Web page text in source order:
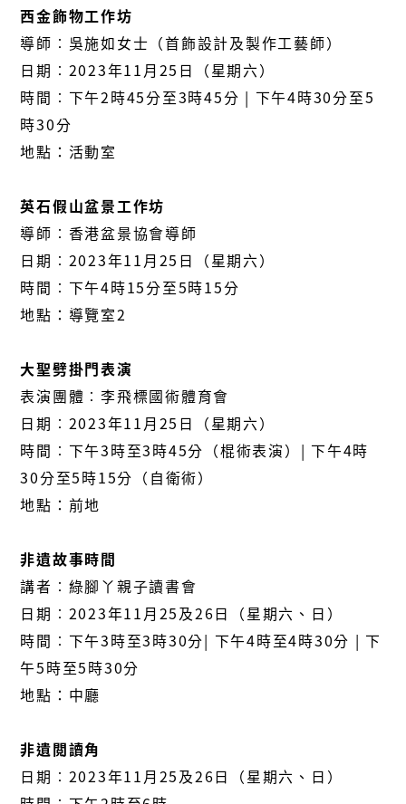
西金飾物工作坊
導師︰吳施如女士（首飾設計及製作工藝師）
日期︰2023年11月25日（星期六）
時間︰下午2時45分至3時45分 | 下午4時30分至5
時30分
地點：活動室
英石假山盆景工作坊
導師︰香港盆景協會導師
日期︰2023年11月25日（星期六）
時間︰下午4時15分至5時15分
地點：導覽室2
大聖劈掛門表演
表演團體︰李飛標國術體育會
日期︰2023年11月25日（星期六）
時間︰下午3時至3時45分（棍術表演）| 下午4時
30分至5時15分（自衛術）
地點：前地
非遺故事時間
講者︰綠腳丫親子讀書會
日期︰2023年11月25及26日（星期六、日）
時間︰下午3時至3時30分| 下午4時至4時30分 | 下
午5時至5時30分
地點：中廳
非遺閲讀角
日期︰2023年11月25及26日（星期六、日）